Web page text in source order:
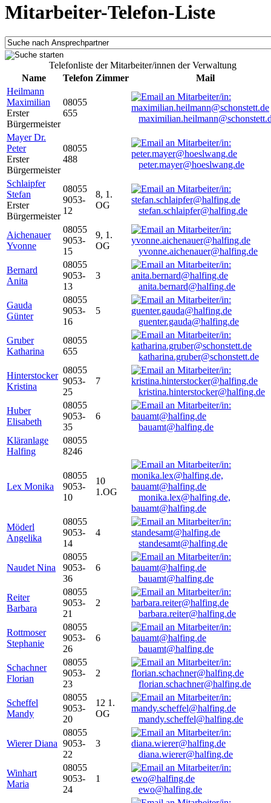
Mitarbeiter-Telefon-Liste
Telefonliste der Mitarbeiter/innen der Verwaltung
Name
Telefon Zimmer
Mail
Heilmann
Maximilian
Erster
Bürgermeister
08055
655
Mayer Dr.
Peter
Erster
Bürgermeister
08055
488
peter.mayer@hoeslwang.de
Schlaipfer
Stefan
Erster
Bürgermeister
08055
9053-
12
8, 1.
OG
stefan.schlaipfer@halfing.de
Aichenauer
Yvonne
08055
9053-
15
9, 1.
OG
yvonne.aichenauer@halfing.de
Bernard
Anita
08055
9053-
13
3
anita.bernard@halfing.de
Gauda
Günter
08055
9053-
16
5
guenter.gauda@halfing.de
Gruber
Katharina
08055
655
katharina.gruber@schonstett.de
Hinterstocker
Kristina
08055
9053-
25
7
kristina.hinterstocker@halfing.de
Huber
Elisabeth
08055
9053-
35
6
bauamt@halfing.de
Kläranlage
Halfing
08055
8246
Lex Monika
08055
9053-
10
10
1.OG
monika.lex@halfing.de,
bauamt@halfing.de
Möderl
Angelika
08055
9053-
14
4
standesamt@halfing.de
Naudet Nina
08055
9053-
36
6
bauamt@halfing.de
Reiter
Barbara
08055
9053-
21
2
barbara.reiter@halfing.de
Rottmoser
Stephanie
08055
9053-
26
6
bauamt@halfing.de
Schachner
Florian
08055
9053-
23
2
florian.schachner@halfing.de
Scheffel
Mandy
08055
9053-
20
12 1.
OG
mandy.scheffel@halfing.de
Wierer Diana
08055
9053-
22
3
diana.wierer@halfing.de
Winhart
Maria
08055
9053-
24
1
ewo@halfing.de